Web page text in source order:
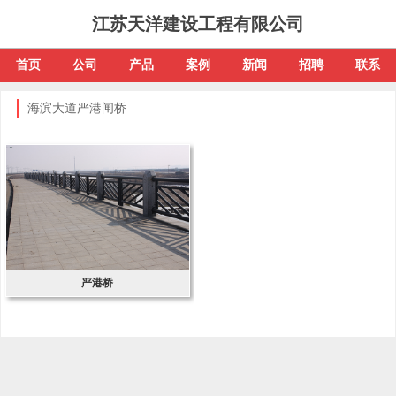
江苏天洋建设工程有限公司
首页 公司 产品 案例 新闻 招聘 联系
海滨大道严港闸桥
严港桥